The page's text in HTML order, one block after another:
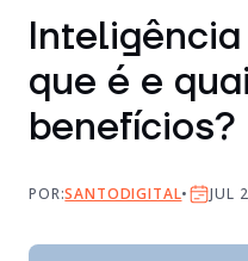
que é e
benefícios?
POR:SANTODIGITAL JUL